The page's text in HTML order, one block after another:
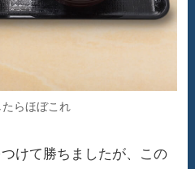
らほぼこれ
けて勝ちましたが、この